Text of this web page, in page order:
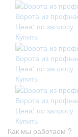
Ворота из
Цена: по запросу
Купить
Ворота из
Цена: по запросу
Купить
Ворота из
Цена: по запросу
Купить
Как мы работаем ?